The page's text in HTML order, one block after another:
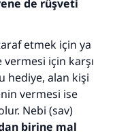
de rüşveti
etmek için ya
için karşı
hediye, alan kişi
vermesi ise
Nebi (sav)
birine mal